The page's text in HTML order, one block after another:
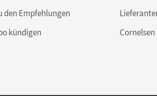
den Empfehlungen
kündigen